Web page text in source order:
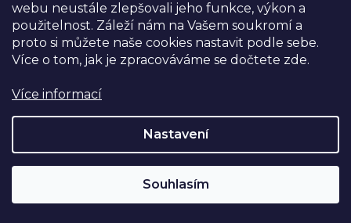
webu neustále zlepšovali jeho funkce, výkon a
použitelnost. Záleží nám na Vašem soukromí a
proto si můžete naše cookies nastavit podle sebe.
Více o tom, jak je zpracováváme se dočtete zde.
Více informací
Nastavení
Souhlasím
Doprava zdarma
nad 2500Kč
Recenze zákazníků
tisíce ověřených recenzí
vyrobené v Česku